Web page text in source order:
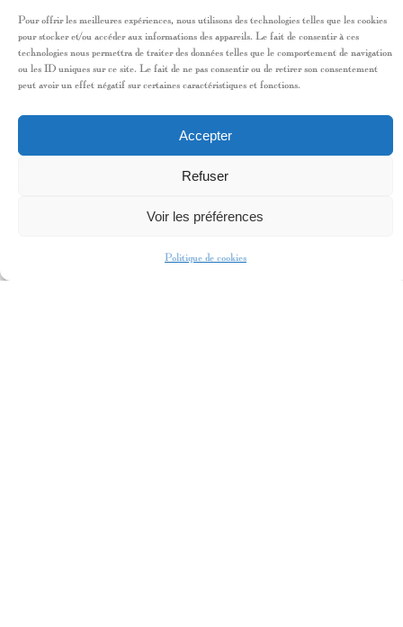
Pour offrir les meilleures expériences, nous utilisons des technologies telles que les cookies
pour stocker et/ou accéder aux informations des appareils. Le fait de consentir à ces
technologies nous permettra de traiter des données telles que le comportement de navigation
ou les ID uniques sur ce site. Le fait de ne pas consentir ou de retirer son consentement
peut avoir un effet négatif sur certaines caractéristiques et fonctions.
Accepter
Refuser
Voir les préférences
Politique de cookies
PARCOURS
Hortense Ardalan a joué dans plusieurs courts
Elle réalise quelques campagnes de mode.
Hortense dessine, danse et pratique la contorsion.
RENSEIGNEMENTS